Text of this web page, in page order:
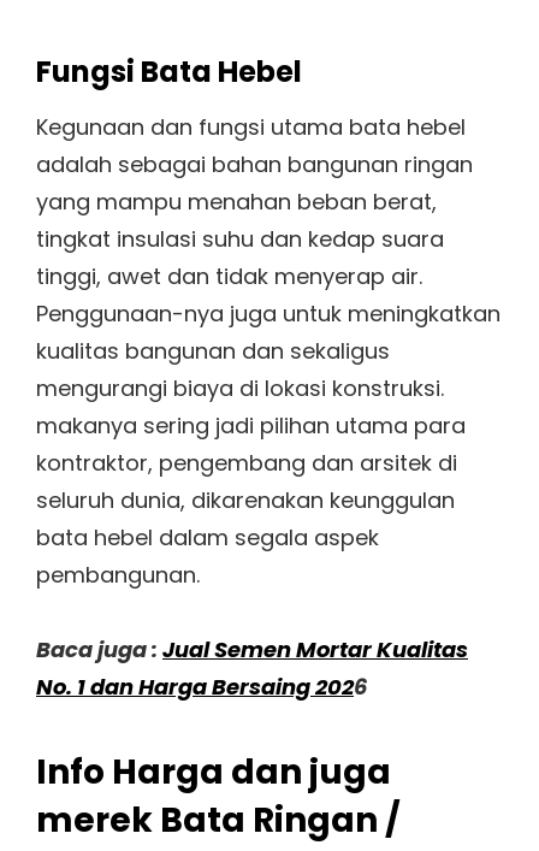
Fungsi Bata Hebel
Kegunaan dan fungsi utama bata hebel
adalah sebagai bahan bangunan ringan
yang mampu menahan beban berat,
tingkat insulasi suhu dan kedap suara
tinggi, awet dan tidak menyerap air.
Penggunaan-nya juga untuk meningkatkan
kualitas bangunan dan sekaligus
mengurangi biaya di lokasi konstruksi.
makanya sering jadi pilihan utama para
kontraktor, pengembang dan arsitek di
seluruh dunia, dikarenakan keunggulan
bata hebel dalam segala aspek
pembangunan.
Baca juga : Jual Semen Mortar Kualitas
No. 1 dan Harga Bersaing 2026
Info Harga dan juga
merek Bata Ringan /